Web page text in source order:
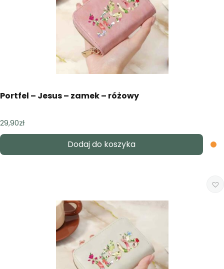
Portfel – Jesus – zamek – różowy
29,90zł
Dodaj do koszyka